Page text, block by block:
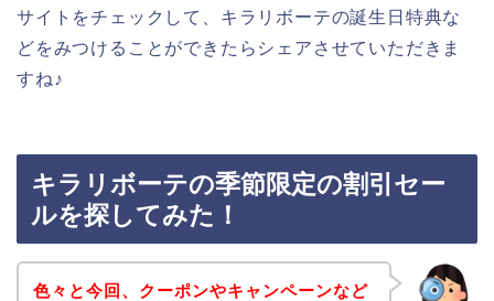
サイトをチェックして、キラリボーテの誕生日特典な
どをみつけることができたらシェアさせていただきま
すね♪
キラリボーテの季節限定の割引セー
ルを探してみた！
色々と今回、クーポンやキャンペーンなど